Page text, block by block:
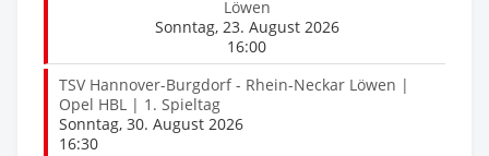
Löwen
Sonntag, 23. August 2026
16:00
TSV Hannover-Burgdorf - Rhein-Neckar Löwen |
Opel HBL | 1. Spieltag
Sonntag, 30. August 2026
16:30